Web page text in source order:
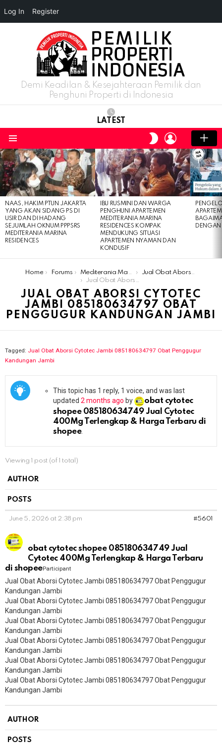
Demi Keadilan & Kesejahteraan Pemilik dan
Penghuni Properti di Indonesia
LATEST
SWITCH
SKIN
LOGIN
LATEST
STORIES
NAAS, HAKIM PTUN JAKARTA
YANG AKAN SIDANG PS DI
USIR DAN DI HADANG
SEJUMLAH OKNUM PPPSRS
MEDITERANIA MARINA
RESIDENCES
IBU RUSMINI DAN WARGA
PENGHUNI APARTEMEN
MEDITERANIA MARINA
RESIDENCES KOMPAK
MENDUKUNG SITUASI
APARTEMEN NYAMAN DAN
KONDUSIF
DENGAN
You are here:
Home Forums Mediterania Marina Residences
Jual Obat Aborsi Cytotec Jambi 085180634797 Obat Penggugur Kandungan Jambi
Jual Obat Aborsi Cytotec Jambi 085180634797 Obat Penggugur Kandungan Jambi
JUAL OBAT ABORSI CYTOTEC
JAMBI 085180634797 OBAT
PENGGUGUR KANDUNGAN JAMBI
Tagged: Jual Obat Aborsi Cytotec Jambi 085180634797 Obat Penggugur
Kandungan Jambi
This topic has 1 reply, 1 voice, and was last
updated 2 months ago by
obat cytotec
shopee 085180634749 Jual Cytotec
400Mg Terlengkap & Harga Terbaru di
shopee.
Viewing 1 post (of 1 total)
AUTHOR
POSTS
June 5, 2026 at 2:38 pm #5601
obat cytotec shopee 085180634749 Jual
Cytotec 400Mg Terlengkap & Harga Terbaru
di shopeeParticipant
Jual Obat Aborsi Cytotec Jambi 085180634797 Obat Penggugur
Kandungan Jambi
Jual Obat Aborsi Cytotec Jambi 085180634797 Obat Penggugur
Kandungan Jambi
Jual Obat Aborsi Cytotec Jambi 085180634797 Obat Penggugur
Kandungan Jambi
Jual Obat Aborsi Cytotec Jambi 085180634797 Obat Penggugur
Kandungan Jambi
Jual Obat Aborsi Cytotec Jambi 085180634797 Obat Penggugur
Kandungan Jambi
Jual Obat Aborsi Cytotec Jambi 085180634797 Obat Penggugur
Kandungan Jambi
AUTHOR
POSTS
Log In Register